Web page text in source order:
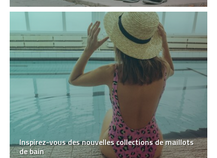
Inspirez-vous des nouvelles collections de maillots
de bain